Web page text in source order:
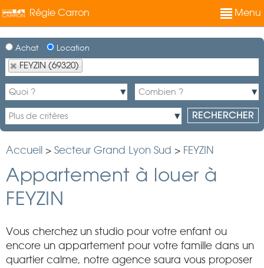
Régie Carron Menu
Achat Location
FEYZIN (69320)
Accueil > Secteur Grand Lyon Sud > FEYZIN
Appartement à louer à
FEYZIN
Vous cherchez un studio pour votre enfant ou
encore un appartement pour votre famille dans un
quartier calme, notre agence saura vous proposer